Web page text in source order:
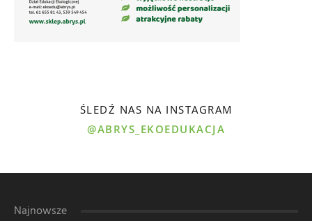
ŚLEDŹ NAS NA INSTAGRAM
@ABRYS_EKOEDUKACJA
Najnowsze